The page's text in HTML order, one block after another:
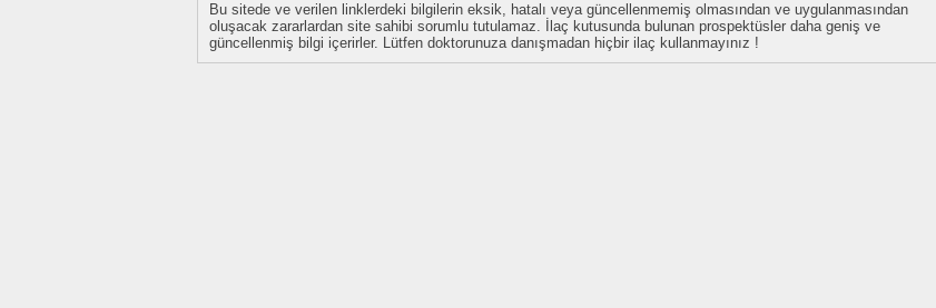
Bu sitede ve verilen linklerdeki bilgilerin eksik, hatalı veya güncellenmemiş olmasından ve uygulanmasından
oluşacak zararlardan site sahibi sorumlu tutulamaz. İlaç kutusunda bulunan prospektüsler daha geniş ve
güncellenmiş bilgi içerirler. Lütfen doktorunuza danışmadan hiçbir ilaç kullanmayınız !